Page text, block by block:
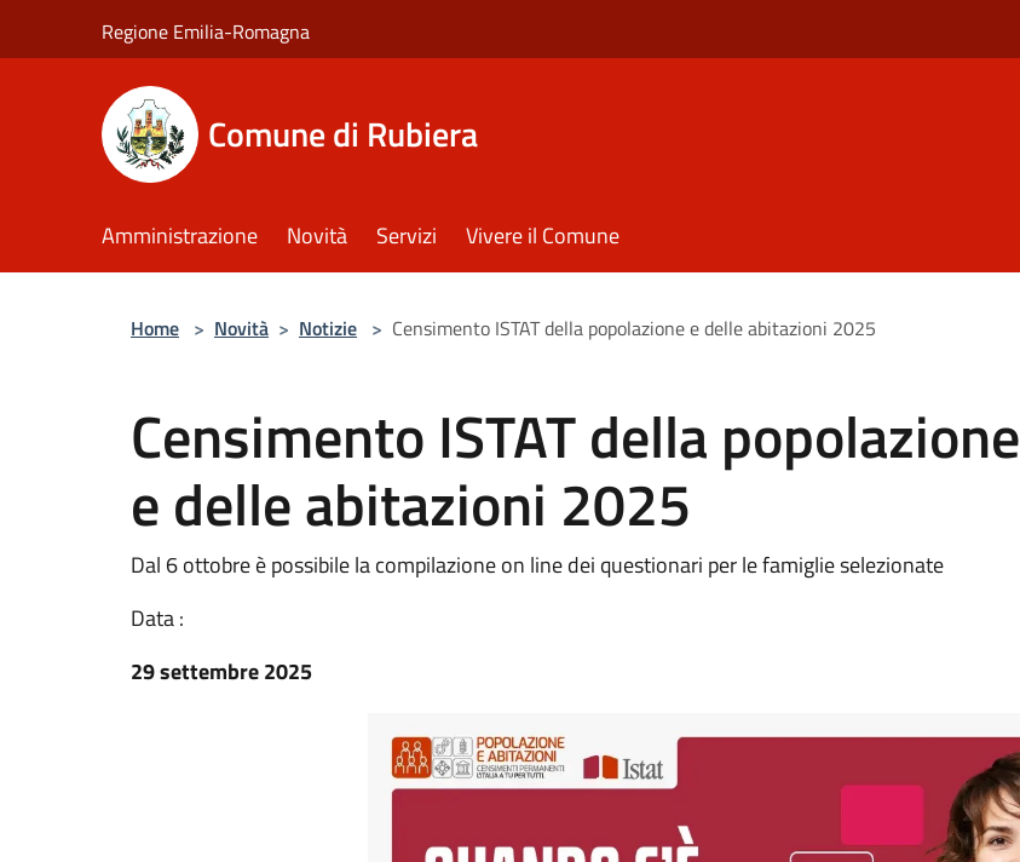
Regione Emilia-Romagna
Comune di Rubiera
Amministrazione Novità Servizi Vivere il Comune
Home > Novità > Notizie > Censimento ISTAT della popolazione e delle abitazioni 2025
Censimento ISTAT della popolazione
e delle abitazioni 2025
Dal 6 ottobre è possibile la compilazione on line dei questionari per le famiglie selezionate
Data :
29 settembre 2025